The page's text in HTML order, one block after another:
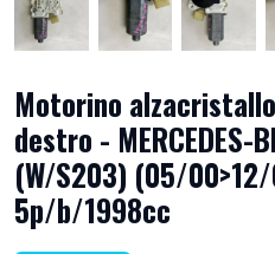
Motorino
destro - MERCEDES-
(W/S203) (05/00>12/
5p/b/1998cc